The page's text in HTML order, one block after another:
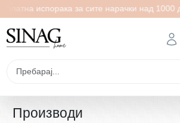
испорака за сите нарачки над 1000 денари
Производи